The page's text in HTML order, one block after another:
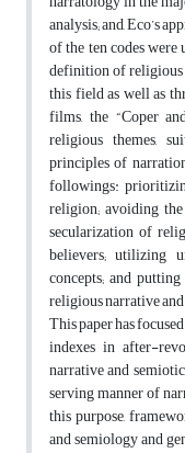
analysis; and, Eco’s
of the ten codes
definition of religious
this field as well as
films, the “Coper
religious themes,
principles of
followings:
religion; avoiding
secularization of
believers; utilizing
concepts; and
religious narrative
This paper has
indexes in after-
narrative and
serving manner of
this purpose,
and semiology and